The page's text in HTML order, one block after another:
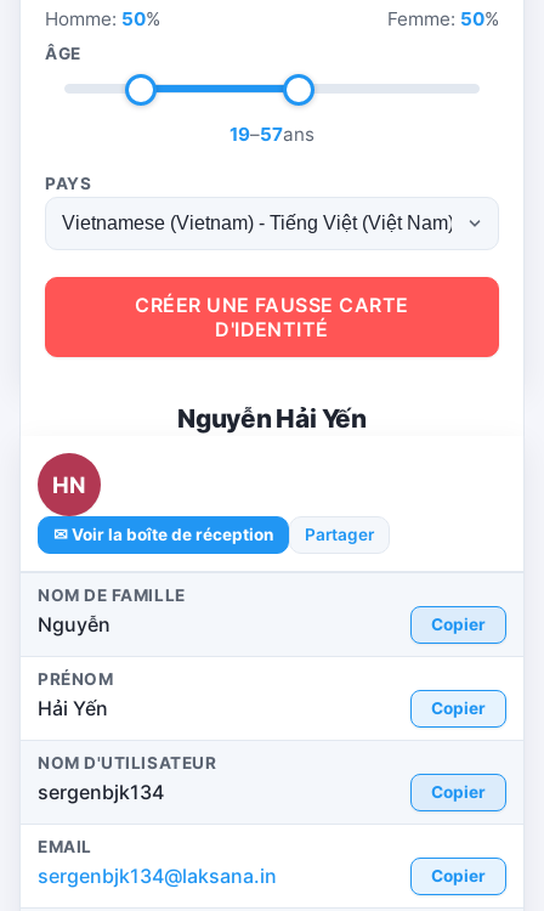
Homme: 50% Femme: 50%
ÂGE
19–57ans
PAYS
CRÉER UNE FAUSSE CARTE
D'IDENTITÉ
Nguyễn Hải Yến
HN
✉ Voir la boîte de réception Partager
NOM DE FAMILLE
Nguyễn Copier
PRÉNOM
Hải Yến Copier
NOM D'UTILISATEUR
sergenbjk134 Copier
EMAIL
sergenbjk134@laksana.in Copier